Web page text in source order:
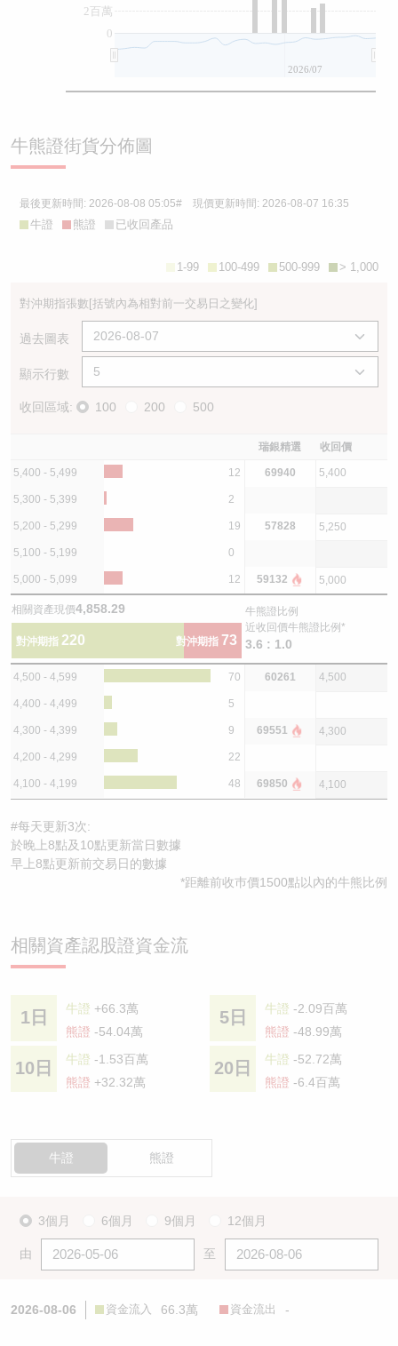
0
2百萬
2026/07
牛熊證街貨分佈圖
最後更新時間: 2026-08-08 05:05# 現價更新時間: 2026-08-07 16:35
牛證 熊證 已收回產品
> 1,000
500-999
100-499
1-99
對沖期指張數[括號內為相對前一交易日之變化]
過去圖表
顯示行數
收回區域: 100 200 500
瑞銀精選 收回價
5,400 - 5,499 12 69940 5,400
5,300 - 5,399 2
5,200 - 5,299 19 57828 5,250
5,100 - 5,199 0
5,000 - 5,099 12 59132 5,000
相關資產現價4,858.29
對沖期指 220 對沖期指 73
牛熊證比例
近收回價牛熊證比例*
3.6 : 1.0
4,500 - 4,599 70 60261 4,500
4,400 - 4,499 5
4,300 - 4,399 9 69551 4,300
4,200 - 4,299 22
4,100 - 4,199 48 69850 4,100
#每天更新3次:
於晚上8點及10點更新當日數據
早上8點更新前交易日的數據
*距離前收巿價1500點以內的牛熊比例
相關資產認股證資金流
1日 牛證 +66.3萬
熊證 -54.04萬
5日 牛證 -2.09百萬
熊證 -48.99萬
10日 牛證 -1.53百萬
熊證 +32.32萬
20日 牛證 -52.72萬
熊證 -6.4百萬
牛證 熊證
3個月 6個月 9個月 12個月
由 至
2026-08-06 資金流入 66.3萬 資金流出 -